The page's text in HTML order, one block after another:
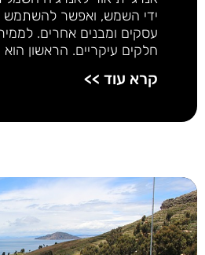
ידי השמש, ואפשר להשתמש
עסקים ומבנים אחרים.
חלקים עיקריים. הראשון הוא
קרא עוד >>